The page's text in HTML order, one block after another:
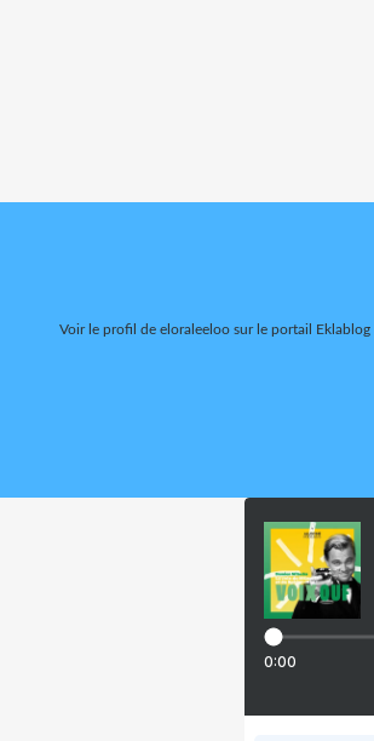
Voir le profil de eloraleeloosur le portail Eklablog
0:00